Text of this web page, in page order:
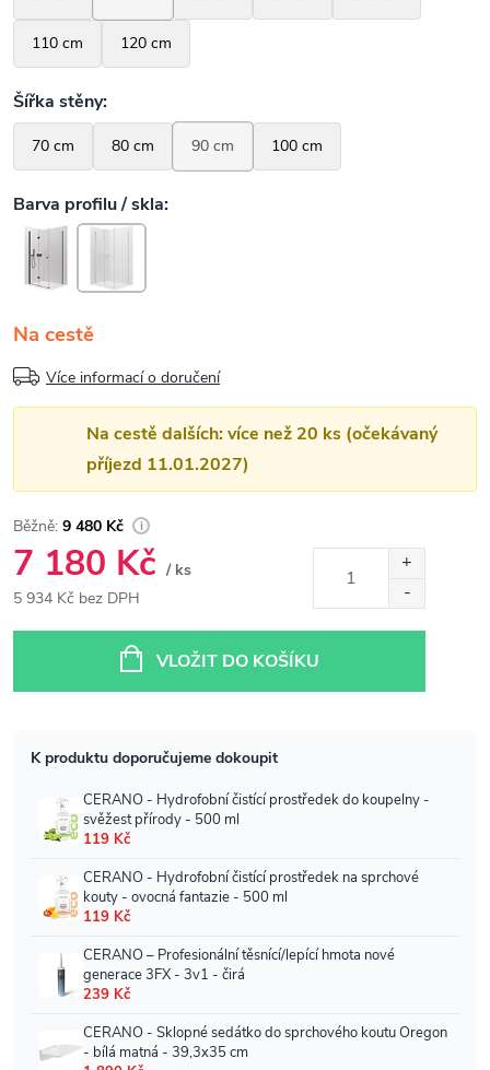
Na cestě
Více informací o doručení
Na cestě dalších: více než 20 ks (očekávaný
příjezd 11.01.2027)
9 480 Kč
7 180 Kč / ks
5 934 Kč bez DPH
VLOŽIT DO KOŠÍKU